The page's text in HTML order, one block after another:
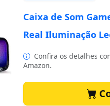
Caixa de Som
Real Iluminação
Confira os detalhes
Amazon.